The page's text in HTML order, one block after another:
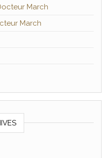
March
March